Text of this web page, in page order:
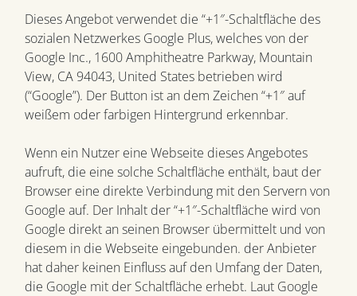
Dieses Angebot verwendet die “+1″-Schaltfläche des
sozialen Netzwerkes Google Plus, welches von der
Google Inc., 1600 Amphitheatre Parkway, Mountain
View, CA 94043, United States betrieben wird
(“Google”). Der Button ist an dem Zeichen “+1″ auf
weißem oder farbigen Hintergrund erkennbar.
Wenn ein Nutzer eine Webseite dieses Angebotes
aufruft, die eine solche Schaltfläche enthält, baut der
Browser eine direkte Verbindung mit den Servern von
Google auf. Der Inhalt der “+1″-Schaltfläche wird von
Google direkt an seinen Browser übermittelt und von
diesem in die Webseite eingebunden. der Anbieter
hat daher keinen Einfluss auf den Umfang der Daten,
die Google mit der Schaltfläche erhebt. Laut Google